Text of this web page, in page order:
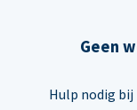
Geen
Hulp nodig bij